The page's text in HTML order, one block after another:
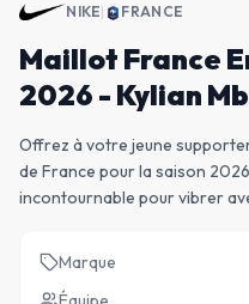
NIKE| FRANCE
Maillot France
2026 - Kylian
Offrez à votre jeune
de France pour la saison
incontournable pour vibrer
Marque